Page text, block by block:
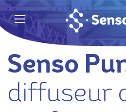
Senso
diffuseur